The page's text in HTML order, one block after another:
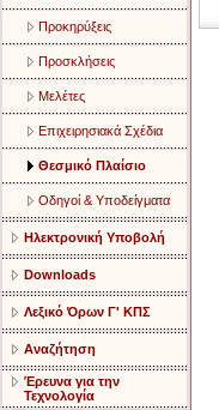
Προκηρύξεις
Προσκλήσεις
Μελέτες
Επιχειρησιακά Σχέδια
Θεσμικό Πλαίσιο
Οδηγοί & Υποδείγματα
Ηλεκτρονική Υποβολή
Downloads
Λεξικό Όρων Γ' ΚΠΣ
Αναζήτηση
Έρευνα για την
Τεχνολογία